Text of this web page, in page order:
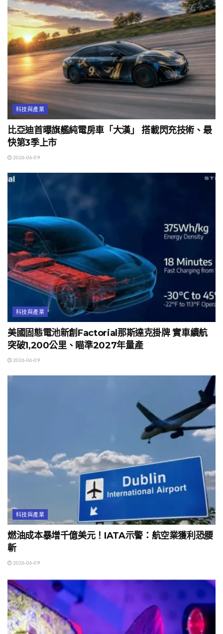
科技與產業
比亞迪首曝旗艦純電房車「大漢」 搭載閃充技術、最
快第3季上市
2026-06-09
科技與產業
美國固態電池新創Factorial那斯達克掛牌 實車續航
突破1,200公里、瞄準2027年量產
2026-06-09
科技與產業
燃油成本暴增千億美元！IATA示警：航空業獲利恐腰
斬
2026-06-09